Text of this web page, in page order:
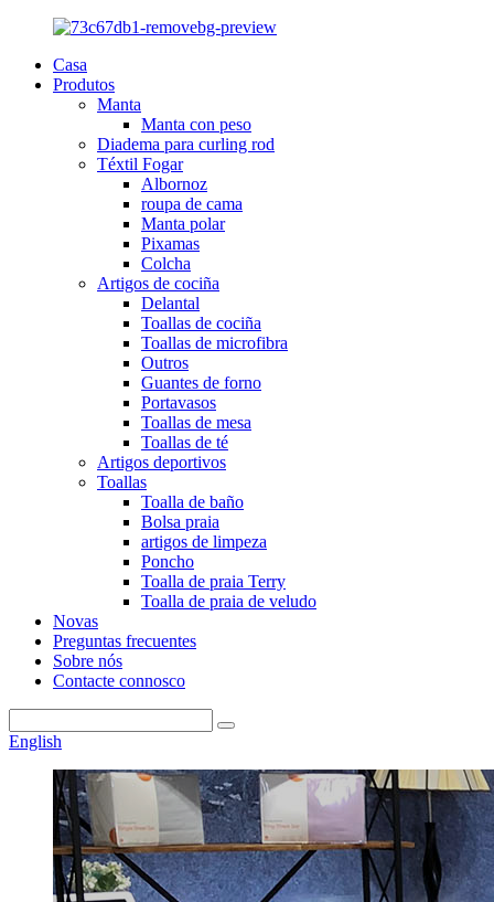
Casa
Produtos
Manta
Manta con peso
Diadema para curling rod
Téxtil Fogar
Albornoz
roupa de cama
Manta polar
Pixamas
Colcha
Artigos de cociña
Delantal
Toallas de cociña
Toallas de microfibra
Outros
Guantes de forno
Portavasos
Toallas de mesa
Toallas de té
Artigos deportivos
Toallas
Toalla de baño
Bolsa praia
artigos de limpeza
Poncho
Toalla de praia Terry
Toalla de praia de veludo
Novas
Preguntas frecuentes
Sobre nós
Contacte connosco
English